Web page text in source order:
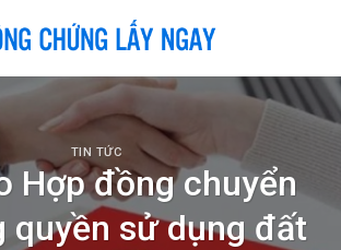
TIN TỨC
Hợp đồng chuyển
quyền sử dụng đất